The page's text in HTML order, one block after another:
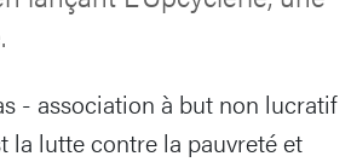
- association à but non lucratif
la lutte contre la pauvreté et